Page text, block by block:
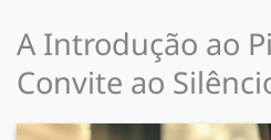
A Introdução ao
Convite ao